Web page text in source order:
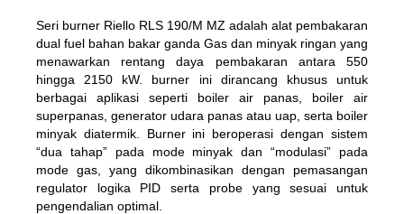
Seri burner Riello RLS 190/M MZ adalah alat pembakaran
dual fuel bahan bakar ganda Gas dan minyak ringan yang
menawarkan rentang daya pembakaran antara 550
hingga 2150 kW. burner ini dirancang khusus untuk
berbagai aplikasi seperti boiler air panas, boiler air
superpanas, generator udara panas atau uap, serta boiler
minyak diatermik. Burner ini beroperasi dengan sistem
“dua tahap” pada mode minyak dan “modulasi” pada
mode gas, yang dikombinasikan dengan pemasangan
regulator logika PID serta probe yang sesuai untuk
pengendalian optimal.